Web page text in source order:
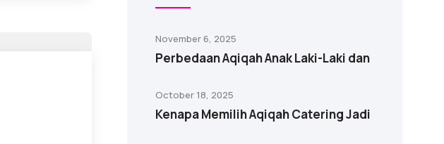
November 6, 2025
Perbedaan Aqiqah Anak Laki-Laki dan
October 18, 2025
Kenapa Memilih Aqiqah Catering Jadi